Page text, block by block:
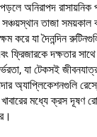
অনিরাপদ
তাজা সময়কাল
করে যা দৈনন্দিন
ফ্রিজারকে দক্ষতার
যা টেকসই
মধ্যে ক্রস